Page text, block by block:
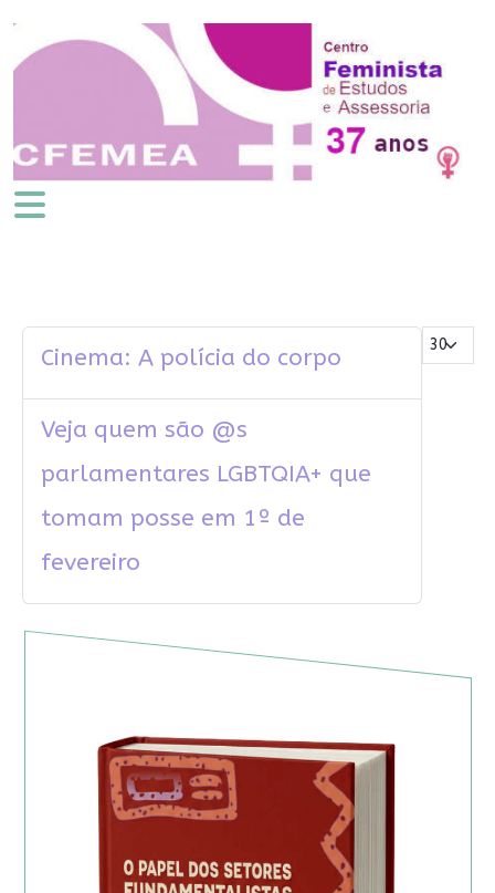
Mostrar #
Cinema: A polícia do corpo
Veja quem são @s
parlamentares LGBTQIA+ que
tomam posse em 1º de
fevereiro